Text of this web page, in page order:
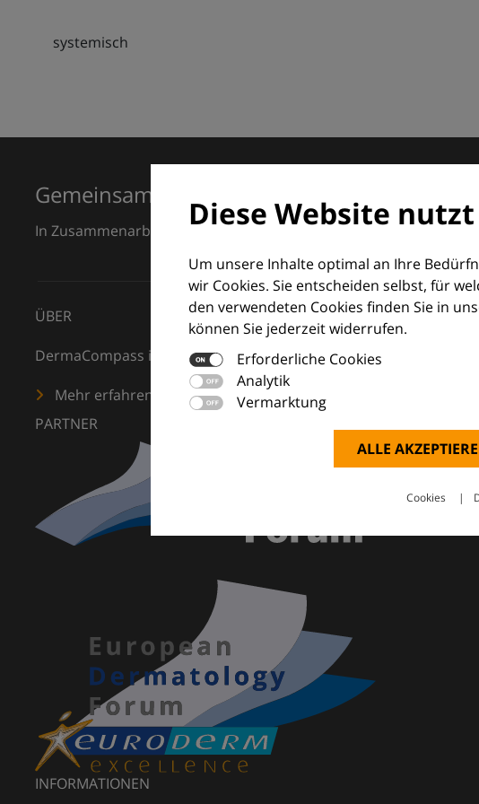
systemisch
Diese Website
Um unsere Inhalte optimal an Ihre
wir Cookies. Sie entscheiden selbst, für
den verwendeten Cookies finden Sie in
können Sie jederzeit widerrufen.
Erforderliche Cookies
Analytik
Vermarktung
ALLE
Cookies
Gemeinsam für Exzellenz in der Dermatologie
In Zusammenarbeit mit dem European Dermatology Forum (EDF)
ÜBER
DermaCompass ist Ihr digitaler Kompass für die Dermatologie –
Mehr erfahren
PARTNER
INFORMATIONEN